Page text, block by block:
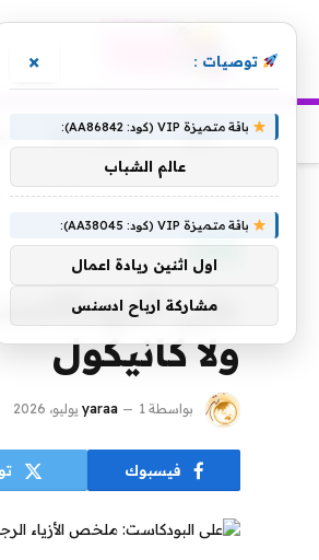
عطور عطور رجالية
الرئيسية »على البودكاست: ملخص الأزياء الرجالية لربيع 2027 – سيلين،
ولا كانيكول
بواسطة yaraa 1 يوليو، 2026
فيسبوك
توصيات : ×
باقة متميزة VIP (كود: AA86842):
عالم الشباب
باقة متميزة VIP (كود: AA38045):
اول اثنين ريادة اعمال
مشاركة ارباح ادسنس